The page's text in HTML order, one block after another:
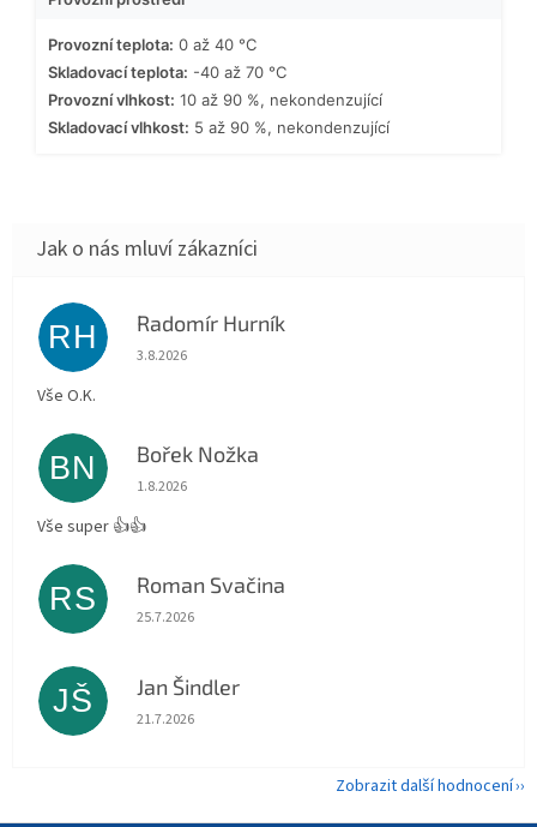
Provozní teplota: 0 až 40 °C
Skladovací teplota: -40 až 70 °C
Provozní vlhkost: 10 až 90 %, nekondenzující
Skladovací vlhkost: 5 až 90 %, nekondenzující
RH Radomír Hurník
Hodnocení obchodu je 5 z 5 hvězdiček.
3.8.2026
Vše O.K.
BN Bořek Nožka
Hodnocení obchodu je 5 z 5 hvězdiček.
1.8.2026
Vše super 👍👍
RS Roman Svačina
Hodnocení obchodu je 5 z 5 hvězdiček.
25.7.2026
JŠ Jan Šindler
Hodnocení obchodu je 5 z 5 hvězdiček.
21.7.2026
Zobrazit další hodnocení